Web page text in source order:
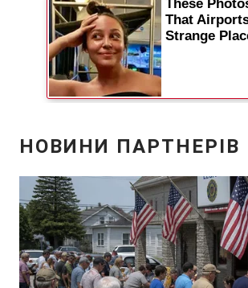
ПОСЛУГИ
Реклама на сайті